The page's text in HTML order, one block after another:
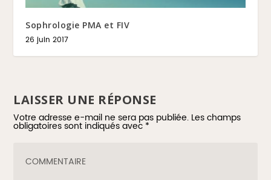
Sophrologie PMA et FIV
26 juin 2017
LAISSER UNE RÉPONSE
Votre adresse e-mail ne sera pas publiée. Les champs
obligatoires sont indiqués avec *